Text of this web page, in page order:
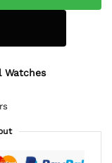
Watches